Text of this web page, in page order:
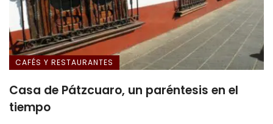
CAFÉS Y RESTAURANTES
Casa de Pátzcuaro, un paréntesis en el
tiempo